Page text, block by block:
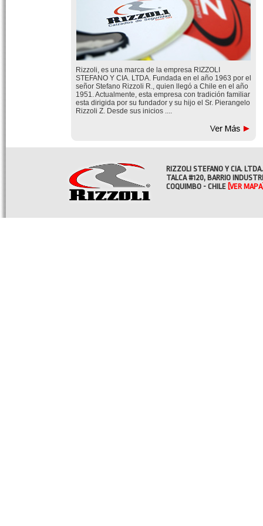
Rizzoli, es una marca de la empresa RIZZOLI
STEFANO Y CIA. LTDA. Fundada en el año 1963 por el
señor Stefano Rizzoli R., quien llegó a Chile en el año
1951. Actualmente, esta empresa con tradición familiar
esta dirigida por su fundador y su hijo el Sr. Pierangelo
Rizzoli Z. Desde sus inicios ....
RIZZOLI STEFANO Y CIA. LTDA.
TALCA #120, BARRIO
COQUIMBO - CHILE [VER